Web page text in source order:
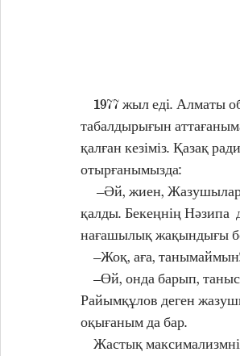
табалдырығын
қалған кезіміз. Қазақ
отырғанымызда:
қалды. Бекеңнің Нәзипа
нағашылық жақындығы
–Жоқ, аға,
Райымқұлов деген
оқығаным да бар.